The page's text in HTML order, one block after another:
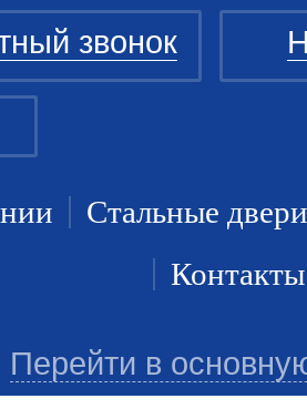
Стальные двери
Контакты
звонок
Перейти в